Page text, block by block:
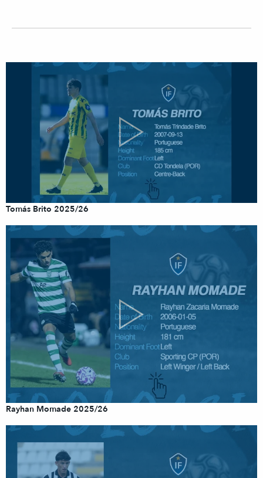
Tomás Brito 2025/26
Rayhan Momade 2025/26